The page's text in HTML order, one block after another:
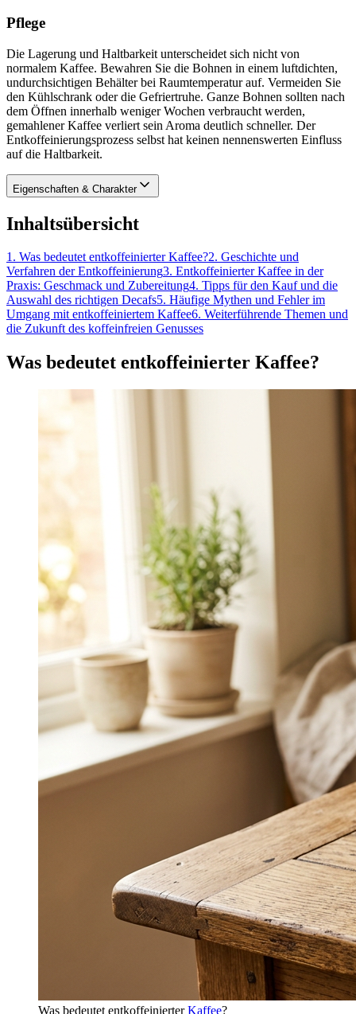
Pflege
Die Lagerung und Haltbarkeit unterscheidet sich nicht von
normalem Kaffee. Bewahren Sie die Bohnen in einem luftdichten,
undurchsichtigen Behälter bei Raumtemperatur auf. Vermeiden Sie
den Kühlschrank oder die Gefriertruhe. Ganze Bohnen sollten nach
dem Öffnen innerhalb weniger Wochen verbraucht werden,
gemahlener Kaffee verliert sein Aroma deutlich schneller. Der
Entkoffeinierungsprozess selbst hat keinen nennenswerten Einfluss
auf die Haltbarkeit.
Eigenschaften & Charakter
Inhaltsübersicht
1. Was bedeutet entkoffeinierter Kaffee?2. Geschichte und
Verfahren der Entkoffeinierung3. Entkoffeinierter Kaffee in der
Praxis: Geschmack und Zubereitung4. Tipps für den Kauf und die
Auswahl des richtigen Decafs5. Häufige Mythen und Fehler im
Umgang mit entkoffeiniertem Kaffee6. Weiterführende Themen und
die Zukunft des koffeinfreien Genusses
Was bedeutet entkoffeinierter Kaffee?
Was bedeutet entkoffeinierterKaffee?